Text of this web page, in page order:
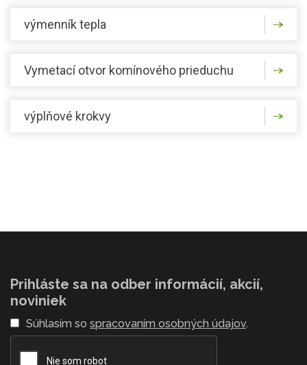
výmenník tepla
Vymetací otvor komínového prieduchu
výplňové krokvy
Prihláste sa na odber informácií, akcií,
noviniek
Súhlasím so spracovaním osobných údajov.